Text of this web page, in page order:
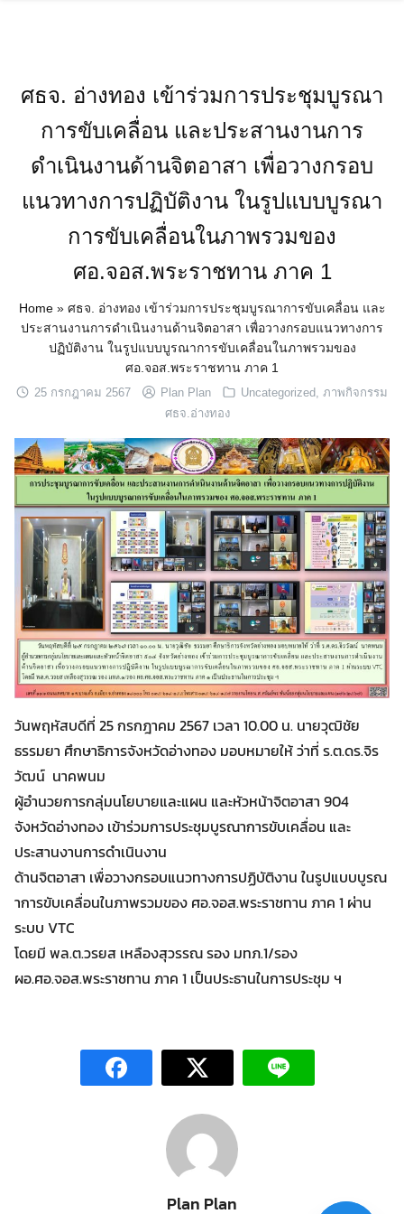
Search
for: Search
ศธจ. อ่างทอง เข้าร่วมการประชุมบูรณา
การขับเคลื่อน และประสานงานการ
ดำเนินงานด้านจิตอาสา เพื่อวางกรอบ
แนวทางการปฏิบัติงาน ในรูปแบบบูรณา
การขับเคลื่อนในภาพรวมของ
ศอ.จอส.พระราชทาน ภาค 1
Home» ศธจ. อ่างทอง เข้าร่วมการประชุมบูรณาการขับเคลื่อน และ
ประสานงานการดำเนินงานด้านจิตอาสา เพื่อวางกรอบแนวทางการ
ปฏิบัติงาน ในรูปแบบบูรณาการขับเคลื่อนในภาพรวมของ
ศอ.จอส.พระราชทาน ภาค 1
25 กรกฎาคม 2567 Plan Plan Uncategorized, ภาพกิจกรรม
ศธจ.อ่างทอง
วันพฤหัสบดีที่ 25 กรกฎาคม 2567 เวลา 10.00 น. นายวุฒิชัย
ธรรมยา ศึกษาธิการจังหวัดอ่างทอง มอบหมายให้ ว่าที่ ร.ต.ดร.จิร
วัฒน์ นาคพนม
ผู้อำนวยการกลุ่มนโยบายและแผน และหัวหน้าจิตอาสา 904
จังหวัดอ่างทอง เข้าร่วมการประชุมบูรณาการขับเคลื่อน และ
ประสานงานการดำเนินงาน
ด้านจิตอาสา เพื่อวางกรอบแนวทางการปฏิบัติงาน ในรูปแบบบูรณ
าการขับเคลื่อนในภาพรวมของ ศอ.จอส.พระราชทาน ภาค 1 ผ่าน
ระบบ VTC
โดยมี พล.ต.วรยส เหลืองสุวรรณ รอง มทภ.1/รอง
ผอ.ศอ.จอส.พระราชทาน ภาค 1 เป็นประธานในการประชุม ฯ
Plan Plan